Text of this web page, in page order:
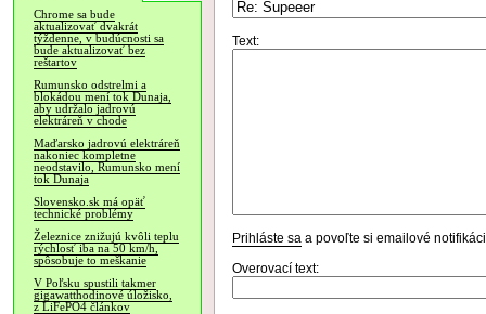
Chrome sa bude
aktualizovať dvakrát
týždenne, v budúcnosti sa
bude aktualizovať bez
reštartov
Rumunsko odstrelmi a
blokádou mení tok Dunaja,
aby udržalo jadrovú
elektráreň v chode
Maďarsko jadrovú elektráreň
nakoniec kompletne
neodstavilo, Rumunsko mení
tok Dunaja
Slovensko.sk má opäť
technické problémy
Železnice znižujú kvôli teplu
rýchlosť iba na 50 km/h,
spôsobuje to meškanie
V Poľsku spustili takmer
gigawatthodinové úložisko,
z LiFePO4 článkov
Text:
Prihláste sa a povoľte si emailové
Overovací text: